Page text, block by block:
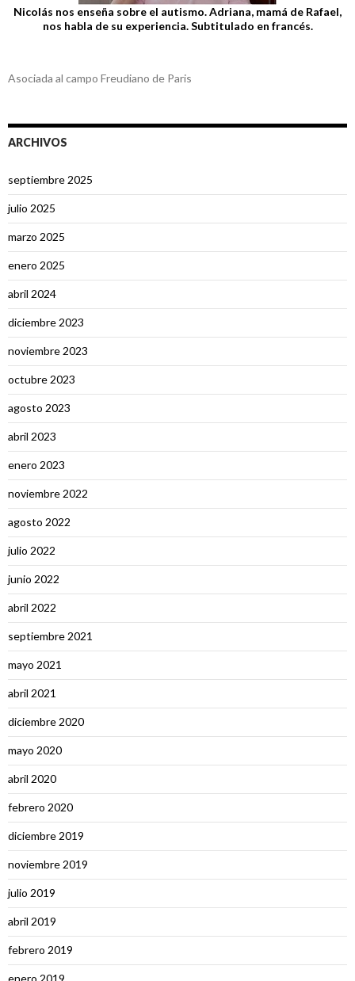
Nicolás nos enseña sobre el autismo. Adriana, mamá de Rafael,
nos habla de su experiencia. Subtitulado en francés.
Asociada al campo Freudiano de Paris
ARCHIVOS
septiembre 2025
julio 2025
marzo 2025
enero 2025
abril 2024
diciembre 2023
noviembre 2023
octubre 2023
agosto 2023
abril 2023
enero 2023
noviembre 2022
agosto 2022
julio 2022
junio 2022
abril 2022
septiembre 2021
mayo 2021
abril 2021
diciembre 2020
mayo 2020
abril 2020
febrero 2020
diciembre 2019
noviembre 2019
julio 2019
abril 2019
febrero 2019
enero 2019